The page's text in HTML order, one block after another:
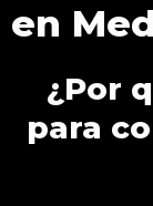
en
¿Por
para